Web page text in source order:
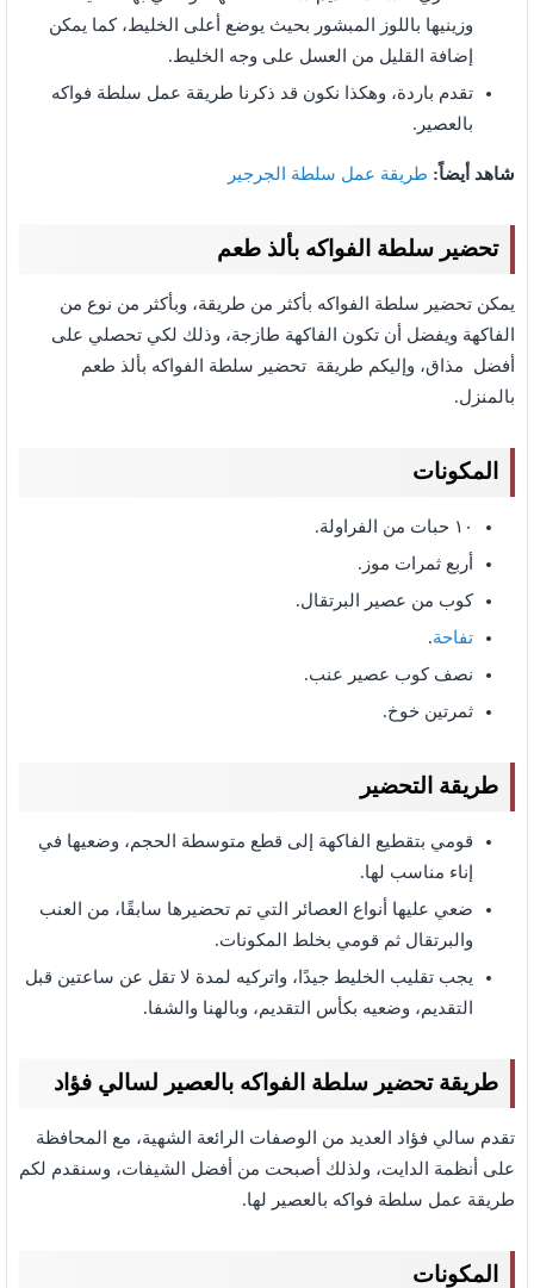
وزينيها باللوز المبشور بحيث يوضع أعلى الخليط، كما يمكن
إضافة القليل من العسل على وجه الخليط.
تقدم باردة، وهكذا نكون قد ذكرنا طريقة عمل سلطة فواكه
بالعصير.
شاهد أيضاً: طريقة عمل سلطة الجرجير
تحضير سلطة الفواكه بألذ طعم
يمكن تحضير سلطة الفواكه بأكثر من طريقة، وبأكثر من نوع من
الفاكهة ويفضل أن تكون الفاكهة طازجة، وذلك لكي تحصلي على
أفضل مذاق، وإليكم طريقة تحضير سلطة الفواكه بألذ طعم
بالمنزل.
المكونات
١٠ حبات من الفراولة.
أربع ثمرات موز.
كوب من عصير البرتقال.
تفاحة.
نصف كوب عصير عنب.
ثمرتين خوخ.
طريقة التحضير
قومي بتقطيع الفاكهة إلى قطع متوسطة الحجم، وضعيها في
إناء مناسب لها.
ضعي عليها أنواع العصائر التي تم تحضيرها سابقًا، من العنب
والبرتقال ثم قومي بخلط المكونات.
يجب تقليب الخليط جيدًا، واتركيه لمدة لا تقل عن ساعتين قبل
التقديم، وضعيه بكأس التقديم، وبالهنا والشفا.
طريقة تحضير سلطة الفواكه بالعصير لسالي فؤاد
تقدم سالي فؤاد العديد من الوصفات الرائعة الشهية، مع المحافظة
على أنظمة الدايت، ولذلك أصبحت من أفضل الشيفات، وسنقدم لكم
طريقة عمل سلطة فواكه بالعصير لها.
المكونات